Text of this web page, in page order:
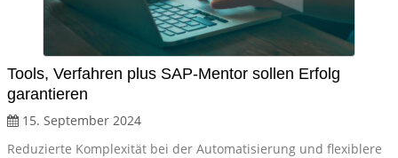
Tools, Verfahren plus SAP-Mentor sollen Erfolg
garantieren
15. September 2024
Reduzierte Komplexität bei der Automatisierung und flexiblere